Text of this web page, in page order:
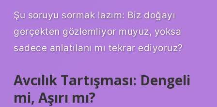
Şu soruyu sormak lazım: Biz doğayı
gerçekten gözlemliyor muyuz, yoksa
sadece anlatılanı mı tekrar ediyoruz?
Avcılık Tartışması: Dengeli
mi, Aşırı mı?